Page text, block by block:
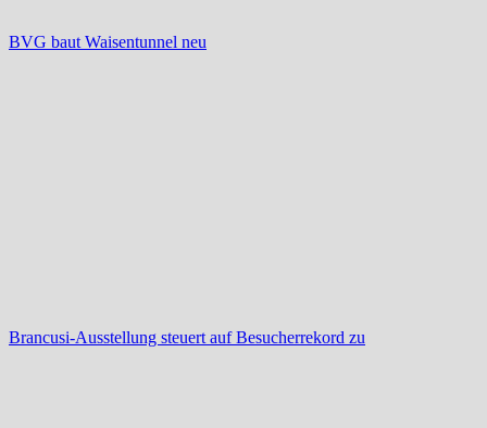
BVG baut Waisentunnel neu
Brancusi-Ausstellung steuert auf Besucherrekord zu